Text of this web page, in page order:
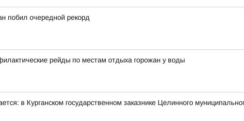
побил очередной рекорд
рейды по местам отдыха горожан у воды
в Курганском государственном заказнике Целинного